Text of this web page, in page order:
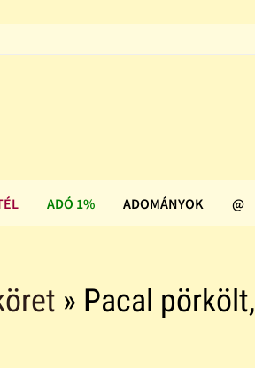
ADÓ 1% ADOMÁNYOK @
» Pacal pörkölt,